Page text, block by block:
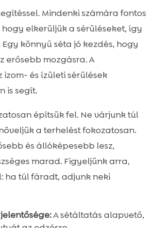
Mindenki számára fontos
elkerüljük a sérüléseket, így
könnyű séta jó kezdés, hogy
erősebb mozgásra. A
és ízületi sérülések
is segít.
építsük fel. Ne várjunk túl
a terhelést fokozatosan.
és állóképesebb lesz,
marad. Figyeljünk arra,
ha túl fáradt, adjunk neki
A sétáltatás alapvető,